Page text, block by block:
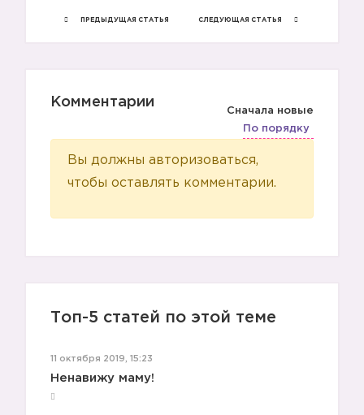
ПРЕДЫДУЩАЯ СТАТЬЯ СЛЕДУЮЩАЯ СТАТЬЯ
Комментарии
Сначала новые
По порядку
Вы должны авторизоваться,
чтобы оставлять комментарии.
Топ-5 статей по этой теме
11 октября 2019, 15:23
Ненавижу маму!